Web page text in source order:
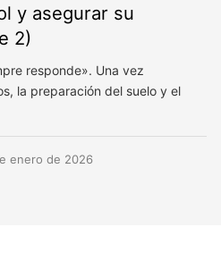
y asegurar su
2)
responde». Una vez
la preparación del suelo y el
enero de 2026